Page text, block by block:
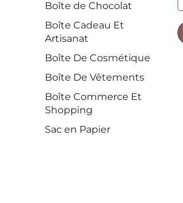
Boîte de Chocolat
Boîte Cadeau Et
Artisanat
Boîte De Cosmétique
Boîte De Vêtements
Boîte Commerce Et
Shopping
Sac en Papier